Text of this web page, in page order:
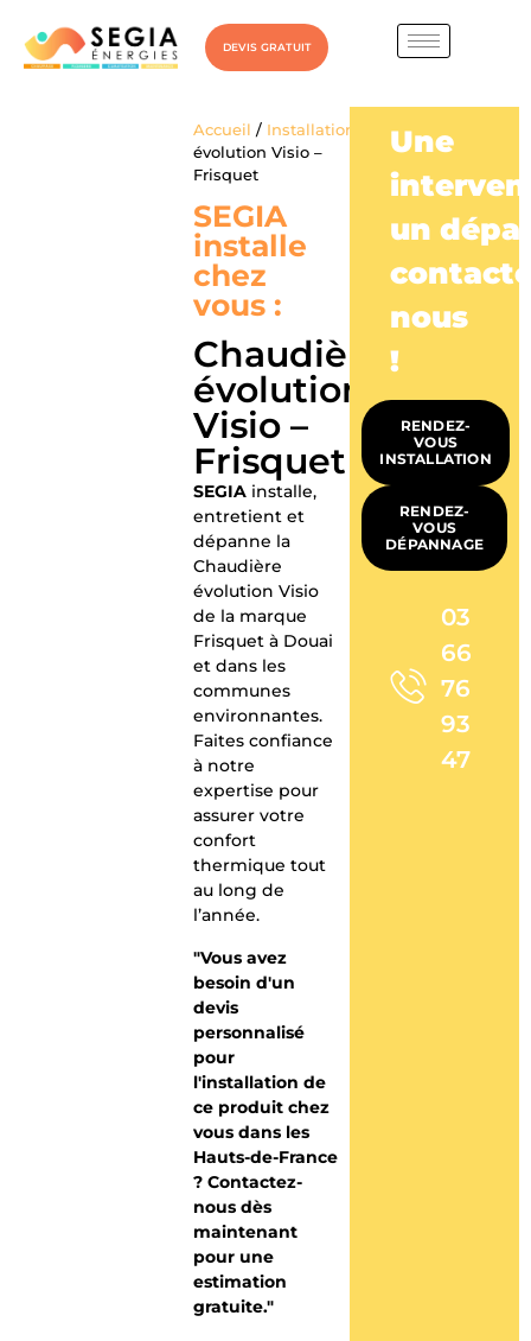
DEVIS GRATUIT
Accueil / Installation
/ Chaudière
évolution Visio –
Frisquet
SEGIA
installe
chez
vous :
Chaudière
évolution
Visio –
Frisquet
SEGIAinstalle,
entretient et
dépanne la
Chaudière
évolution Visio
de la marque
Frisquet à Douai
et dans les
communes
environnantes.
Faites confiance
à notre
expertise pour
assurer votre
confort
thermique tout
au long de
l’année.
"Vous avez
besoin d'un
devis
personnalisé
pour
l'installation de
ce produit chez
vous dans les
Hauts-de-France
? Contactez-
nous dès
maintenant
pour une
estimation
gratuite."
Une
un
nous
!
RENDEZ-
VOUS
INSTALLATION
RENDEZ-
VOUS
DÉPANNAGE
03
66
76
93
47